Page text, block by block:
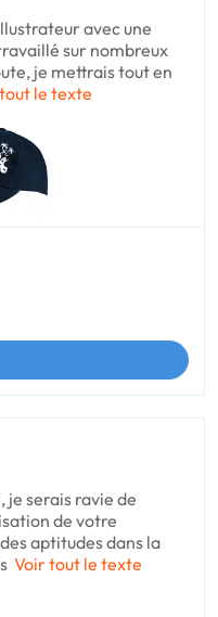
avec une
sur nombreux
je mettrais tout en
le texte
serais ravie de
de votre
aptitudes dans la
Voir tout le texte